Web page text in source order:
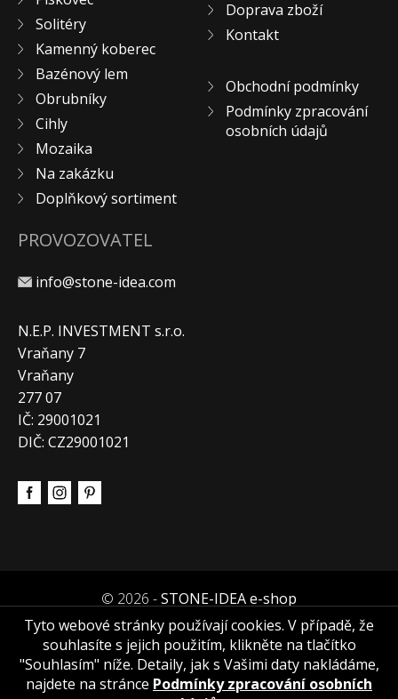
Solitéry
Kamenný koberec
Bazénový lem
Obrubníky
Cihly
Mozaika
Na zakázku
Doplňkový sortiment
Doprava zboží
Kontakt
Obchodní podmínky
Podmínky zpracování
osobních údajů
PROVOZOVATEL
info@stone-idea.com
N.E.P. INVESTMENT s.r.o.
Vraňany 7
Vraňany
277 07
IČ: 29001021
DIČ: CZ29001021
© 2026 -STONE-IDEA e-shop
Tyto webové stránky používají cookies. V případě, že
souhlasíte s jejich použitím, klikněte na tlačítko
"Souhlasím" níže. Detaily, jak s Vašimi daty nakládáme,
najdete na stránce Podmínky zpracování osobních